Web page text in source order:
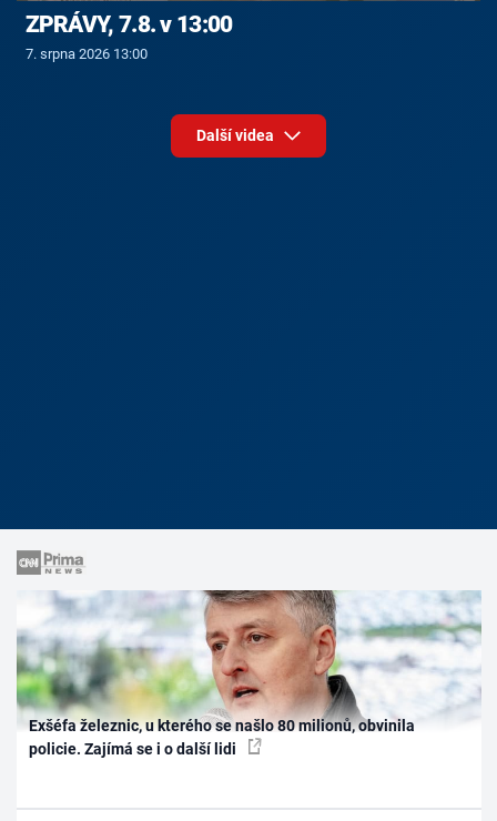
ZPRÁVY, 7.8. v 13:00
7. srpna 2026 13:00
Další videa
Exšéfa železnic, u kterého se našlo 80 milionů, obvinila
policie. Zajímá se i o další lidi